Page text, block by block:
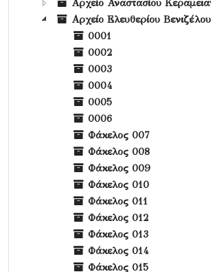
Αρχείο Αναστασίου
Αρχείο Ελευθερίου Βενιζέλου
0001
0002
0003
0004
0005
0006
Φάκελος 007
Φάκελος 008
Φάκελος 009
Φάκελος 010
Φάκελος 011
Φάκελος 012
Φάκελος 013
Φάκελος 014
Φάκελος 015